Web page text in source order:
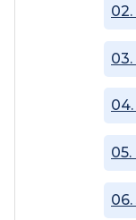
04.